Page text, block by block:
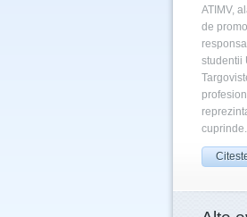
ATIMV,
de
studentii
cuprinde.